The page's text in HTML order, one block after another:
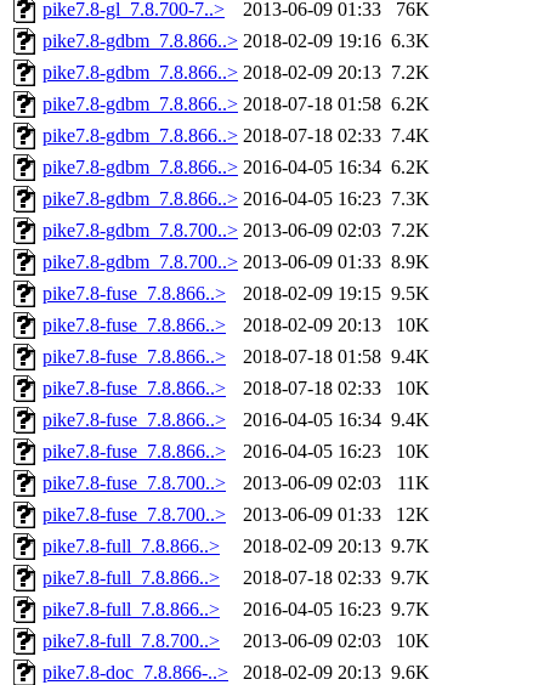
pike7.8-gl_7.8.700-7..> 2013-06-09 01:33
76K
pike7.8-gdbm_7.8.866..> 2018-02-09 19:16 6.3K
pike7.8-gdbm_7.8.866..> 2018-02-09 20:13 7.2K
pike7.8-gdbm_7.8.866..> 2018-07-18 01:58 6.2K
pike7.8-gdbm_7.8.866..> 2018-07-18 02:33 7.4K
pike7.8-gdbm_7.8.866..> 2016-04-05 16:34 6.2K
pike7.8-gdbm_7.8.866..> 2016-04-05 16:23 7.3K
pike7.8-gdbm_7.8.700..> 2013-06-09 02:03 7.2K
pike7.8-gdbm_7.8.700..> 2013-06-09 01:33 8.9K
pike7.8-fuse_7.8.866..>
2018-02-09 19:15 9.5K
pike7.8-fuse_7.8.866..>
2018-02-09 20:13
10K
pike7.8-fuse_7.8.866..>
2018-07-18 01:58 9.4K
pike7.8-fuse_7.8.866..>
2018-07-18 02:33
10K
pike7.8-fuse_7.8.866..>
2016-04-05 16:34 9.4K
pike7.8-fuse_7.8.866..>
2016-04-05 16:23
10K
pike7.8-fuse_7.8.700..>
2013-06-09 02:03
11K
pike7.8-fuse_7.8.700..>
2013-06-09 01:33
12K
pike7.8-full_7.8.866..>
2018-02-09 20:13 9.7K
pike7.8-full_7.8.866..>
2018-07-18 02:33 9.7K
pike7.8-full_7.8.866..>
2016-04-05 16:23 9.7K
pike7.8-full_7.8.700..>
2013-06-09 02:03
10K
pike7.8-doc_7.8.866-..>
2018-02-09 20:13 9.6K